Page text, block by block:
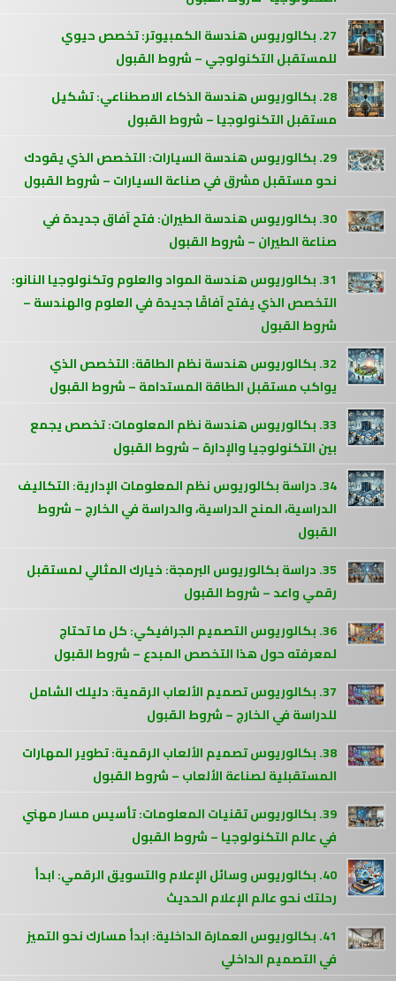
27. بكالوريوس هندسة الكمبيوتر: تخصص حيوي
للمستقبل التكنولوجي – شروط القبول
28. بكالوريوس هندسة الذكاء الاصطناعي: تشكيل
مستقبل التكنولوجيا – شروط القبول
29. بكالوريوس هندسة السيارات: التخصص الذي يقودك
نحو مستقبل مشرق في صناعة السيارات – شروط القبول
30. بكالوريوس هندسة الطيران: فتح آفاق جديدة في
صناعة الطيران – شروط القبول
31. بكالوريوس هندسة المواد والعلوم وتكنولوجيا النانو:
التخصص الذي يفتح آفاقًا جديدة في العلوم والهندسة –
شروط القبول
32. بكالوريوس هندسة نظم الطاقة: التخصص الذي
يواكب مستقبل الطاقة المستدامة – شروط القبول
33. بكالوريوس هندسة نظم المعلومات: تخصص يجمع
بين التكنولوجيا والإدارة – شروط القبول
34. دراسة بكالوريوس نظم المعلومات الإدارية: التكاليف
الدراسية، المنح الدراسية، والدراسة في الخارج – شروط
القبول
35. دراسة بكالوريوس البرمجة: خيارك المثالي لمستقبل
رقمي واعد – شروط القبول
36. بكالوريوس التصميم الجرافيكي: كل ما تحتاج
لمعرفته حول هذا التخصص المبدع – شروط القبول
37. بكالوريوس تصميم الألعاب الرقمية: دليلك الشامل
للدراسة في الخارج – شروط القبول
38. بكالوريوس تصميم الألعاب الرقمية: تطوير المهارات
المستقبلية لصناعة الألعاب – شروط القبول
39. بكالوريوس تقنيات المعلومات: تأسيس مسار مهني
في عالم التكنولوجيا – شروط القبول
40. بكالوريوس وسائل الإعلام والتسويق الرقمي: ابدأ
رحلتك نحو عالم الإعلام الحديث
41. بكالوريوس العمارة الداخلية: ابدأ مسارك نحو التميز
في التصميم الداخلي